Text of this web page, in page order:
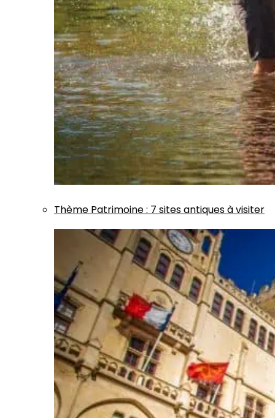
Thème Patrimoine: 7 sites antiques à visiter